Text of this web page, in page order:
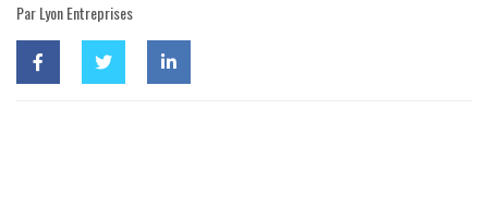
Par Lyon Entreprises